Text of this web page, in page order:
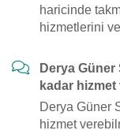
haricinde
hizmetlerini
Derya
kadar
Derya Güner
hizmet